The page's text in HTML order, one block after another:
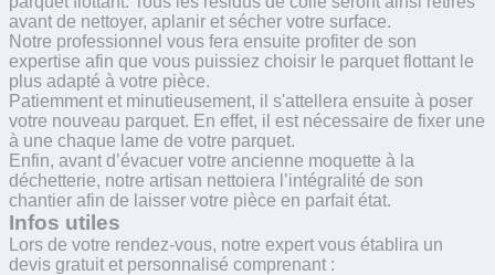
avant de nettoyer, aplanir et sécher votre surface.
Notre professionnel vous fera ensuite profiter de son
expertise afin que vous puissiez choisir le parquet flottant le
plus adapté à votre pièce.
Patiemment et minutieusement, il s'attellera ensuite à poser
votre nouveau parquet. En effet, il est nécessaire de fixer une
à une chaque lame de votre parquet.
Enfin, avant d’évacuer votre ancienne moquette à la
déchetterie, notre artisan nettoiera l’intégralité de son
chantier afin de laisser votre pièce en parfait état.
Infos utiles
Lors de votre rendez-vous, notre expert vous établira un
devis gratuit et personnalisé comprenant :